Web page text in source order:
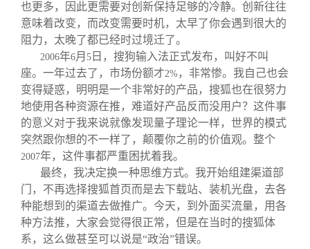
也更多，因此更需要对创新保持足够的冷静。创新往往
意味着改变，而改变需要时机，太早了你会遇到很大的
阻力，太晚了都已经时过境迁了。
2006年6月 5 日，搜狗输入法正式发布，叫好不叫
座。一年过去了，市场份额才2% ，非常惨。我自己也会
变得疑惑，明明是一个非常好的产品，搜狐也在很努力
地使用各种资源在推，难道好产品反而没用户？这件事
的意义对于我来说就像发现量子理论一样，世界的模式
突然跟你想的不一样了，颠覆你之前的价值观。整个
2007年，这件事都严重困扰着我。
最终，我决定换一种思维方式。我开始组建渠道部
门，不再选择搜狐首页而是去下载站、装机光盘，去各
种能想到的渠道去做推广。今天，到外面买流量，用各
种方法推，大家会觉得很正常，但是在当时的搜狐体
系，这么做甚至可以说是“政治”错误。